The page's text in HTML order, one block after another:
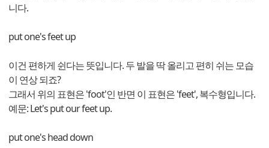
니다.
put one's feet up
이건 편하게 쉰다는 뜻입니다. 두 발을 딱 올리고 편히 쉬는 모습
이 연상 되죠?
그래서 위의 표현은 'foot'인 반면 이 표현은 'feet', 복수형입니다.
예문: Let's put our feet up.
put one's head down